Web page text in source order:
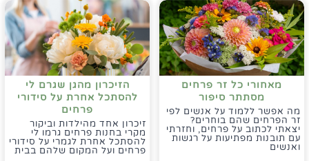
מאחורי כל זר פרחים
מסתתר סיפור
מה אפשר ללמוד על אנשים לפי
זר הפרחים שהם בוחרים?
יצאתי לכתוב על פרחים, וחזרתי
עם תובנות מפתיעות על רגשות
ואנשים
הזיכרון מהגן שגרם לי
להסתכל אחרת על סידורי
פרחים
זיכרון אחד מהילדות וביקור
מקרי בחנות פרחים גרמו לי
להסתכל אחרת לגמרי על סידורי
פרחים ועל המקום שלהם בבית